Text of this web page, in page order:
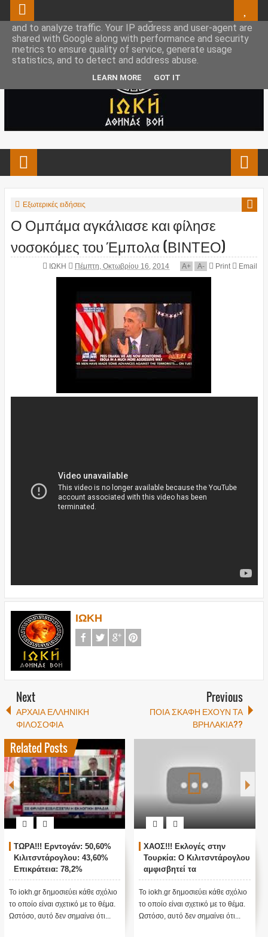
Εξωτερικές ειδήσεις
Ο Ομπάμα αγκάλιασε και φίλησε
νοσοκόμες του Έμπολα (ΒΙΝΤΕΟ)
ΙΩΚΗ Πέμπτη, Οκτωβρίου 16, 2014 A+ A- Print Email
ΙΩΚΗ
Next
ΑΡΧΑΙΑ ΕΛΛΗΝΙΚΗ
ΦΙΛΟΣΟΦΙΑ
Previous
ΠΟΙΑ ΣΚΑΦΗ ΕΧΟΥΝ ΤΑ
ΒΡΗΛΑΚΙΑ??
Related Posts
ΤΩΡΑ!!! Ερντογάν: 50,60%
Κιλιτσντάρογλου: 43,60%
Επικράτεια: 78,2%
Το iokh.gr δημοσιεύει κάθε σχόλιο
το οποίο είναι σχετικό με το θέμα.
Ωστόσο, αυτό δεν σημαίνει ότι...
ΧΑΟΣ!!! Εκλογές στην
Τουρκία: Ο Κιλιτσντάρογλου
αμφισβητεί τα
αποτελέσματα θα γίνουν
ενστάσεις...
Το iokh.gr δημοσιεύει κάθε σχόλιο
το οποίο είναι σχετικό με το θέμα.
Ωστόσο, αυτό δεν σημαίνει ότι...
This site uses cookies from Google to deliver its services
and to analyze traffic. Your IP address and user-agent are
shared with Google along with performance and security
metrics to ensure quality of service, generate usage
statistics, and to detect and address abuse.
LEARN MORE GOT IT